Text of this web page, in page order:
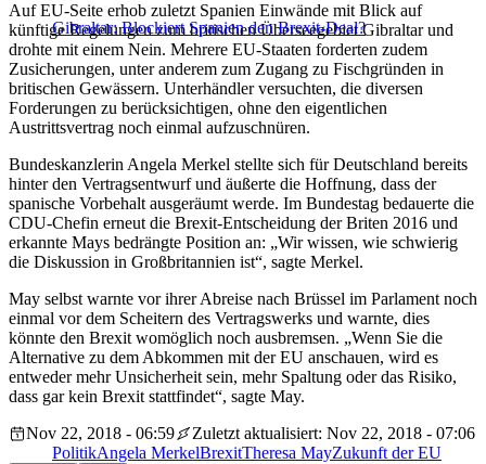
Gibraltar: Blockiert Spanien den Brexit-Deal?
Auf EU-Seite erhob zuletzt Spanien Einwände mit Blick auf
künftige Regelungen zum britischen Überseegebiet Gibraltar und
drohte mit einem Nein. Mehrere EU-Staaten forderten zudem
Zusicherungen, unter anderem zum Zugang zu Fischgründen in
britischen Gewässern. Unterhändler versuchten, die diversen
Forderungen zu berücksichtigen, ohne den eigentlichen
Austrittsvertrag noch einmal aufzuschnüren.
Bundeskanzlerin Angela Merkel stellte sich für Deutschland bereits
hinter den Vertragsentwurf und äußerte die Hoffnung, dass der
spanische Vorbehalt ausgeräumt werde. Im Bundestag bedauerte die
CDU-Chefin erneut die Brexit-Entscheidung der Briten 2016 und
erkannte Mays bedrängte Position an: „Wir wissen, wie schwierig
die Diskussion in Großbritannien ist“, sagte Merkel.
May selbst warnte vor ihrer Abreise nach Brüssel im Parlament noch
einmal vor dem Scheitern des Vertragswerks und warnte, dies
könnte den Brexit womöglich noch ausbremsen. „Wenn Sie die
Alternative zu dem Abkommen mit der EU anschauen, wird es
entweder mehr Unsicherheit sein, mehr Spaltung oder das Risiko,
dass gar kein Brexit stattfindet“, sagte May.
Nov 22, 2018 - 06:59
Zuletzt aktualisiert: Nov 22, 2018 - 07:06
PolitikAngela MerkelBrexitTheresa MayZukunft der EU